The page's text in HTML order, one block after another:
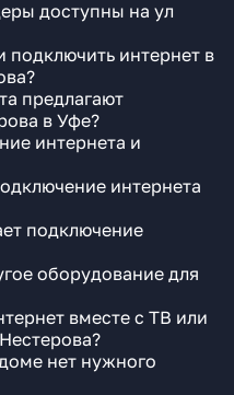
доступны на ул
интернет в
предлагают
в Уфе?
интернета и
интернета
подключение
оборудование для
вместе с ТВ или
нет нужного